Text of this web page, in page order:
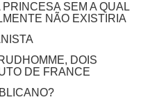
SEM A QUAL
NÃO EXISTIRIA
DOIS
DE FRANCE